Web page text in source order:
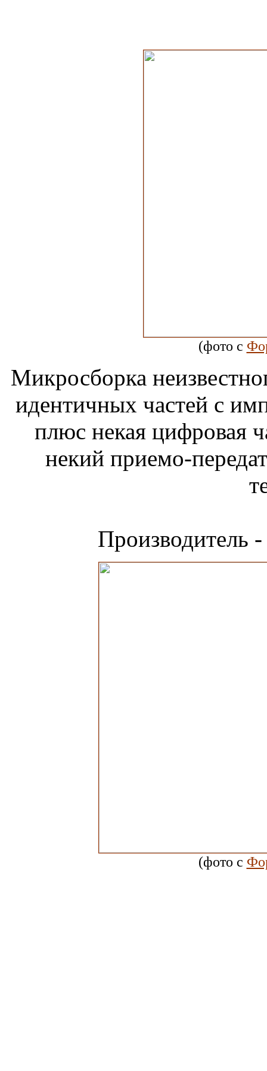
(фото с
Микросборка
идентичных частей с
плюс некая цифровая
некий приемо-
Производитель
(фото с